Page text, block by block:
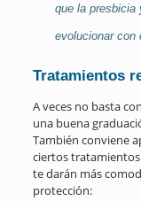
que la presbicia
evolucionar con
Tratamientos
A veces no basta
una buena
También conviene
ciertos
te darán más
protección: